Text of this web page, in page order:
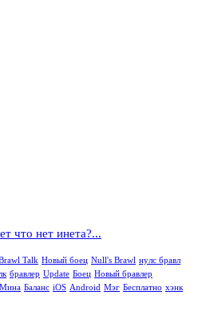
что нет инета?...
Talk Новый боец Null's Brawl нулс бравл
бравлер Update Боец Новый бравлер
Мина Баланс iOS Android Мэг Бесплатно хэнк